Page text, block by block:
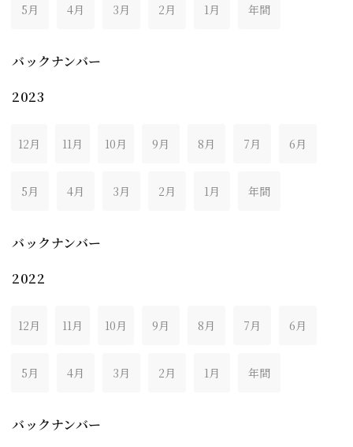
5月 4月 3月 2月 1月 年間
バックナンバー
2023
12月 11月 10月 9月 8月 7月 6月
5月 4月 3月 2月 1月 年間
バックナンバー
2022
12月 11月 10月 9月 8月 7月 6月
5月 4月 3月 2月 1月 年間
バックナンバー